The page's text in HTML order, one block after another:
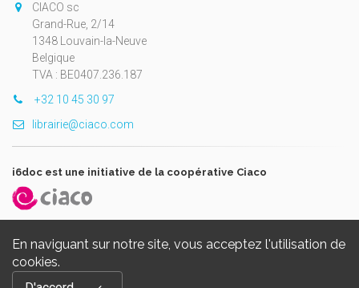
En naviguant sur notre site, vous acceptez l'utilisation de
cookies.
CIACO sc
Grand-Rue, 2/14
1348 Louvain-la-Neuve
Belgique
TVA : BE0407.236.187
+32 10 45 30 97
librairie@ciaco.com
i6doc est une initiative de la coopérative Ciaco